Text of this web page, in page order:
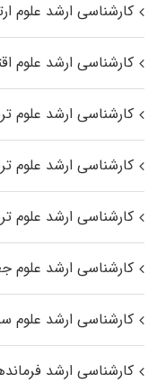
کارشناسی ارشد علوم
کارشناسی ارشد علوم
کارشناسی ارشد علوم
کارشناسی ارشد علوم
کارشناسی ارشد علوم
کارشناسی ارشد علوم
کارشناسی ارشد علوم
کارشناسی ارشد